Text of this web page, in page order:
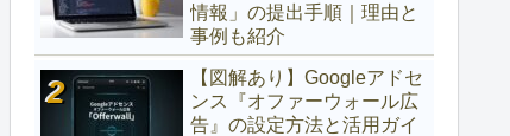
情報」の提出手順｜理由と
事例も紹介
【図解あり】Googleアドセ
ンス『オファーウォール広
告』の設定方法と活用ガイ